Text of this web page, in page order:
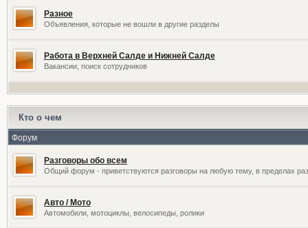
Разное
Объявления, которые не вошли в другие разделы
Работа в Верхней Салде и Нижней Салде
Вакансии, поиск сотрудников
Кто о чем
Форум
Разговоры обо всем
Общий форум - приветствуются разговоры на любую тему, в пределах
Авто / Мото
Автомобили, мотоциклы, велосипеды, ролики